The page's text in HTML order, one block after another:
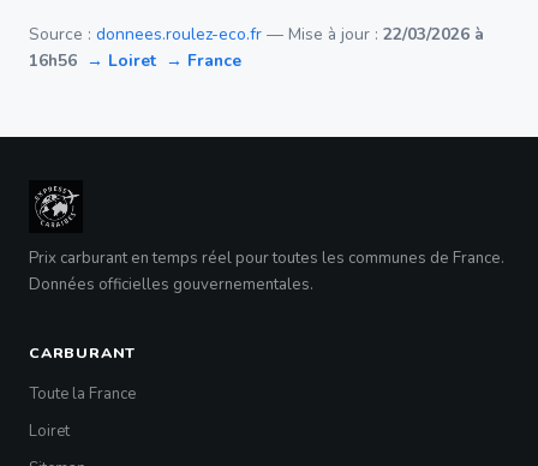
Source : donnees.roulez-eco.fr — Mise à jour : 22/03/2026 à
16h56 → Loiret → France
Prix carburant en temps réel pour toutes les communes de France.
Données officielles gouvernementales.
CARBURANT
Toute la France
Loiret